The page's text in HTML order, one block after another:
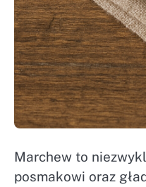
Marchew to
posmakowi oraz